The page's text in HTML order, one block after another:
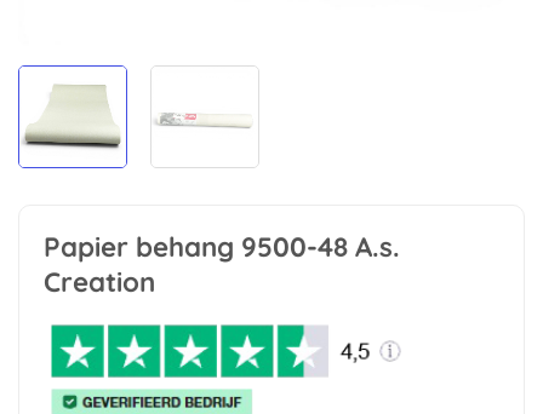
Papier behang 9500-48 A.s.
Creation